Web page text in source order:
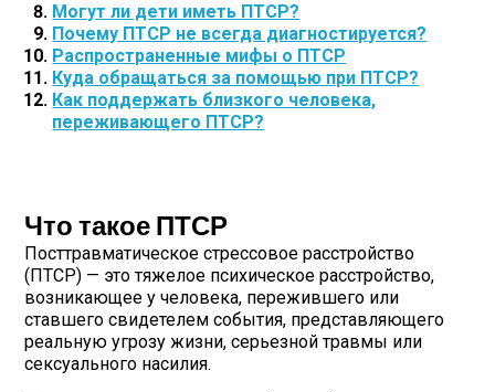
Могут ли дети иметь ПТСР?
Почему ПТСР не всегда диагностируется?
Распространенные мифы о ПТСР
Куда обращаться за помощью при ПТСР?
Как поддержать близкого человека,
переживающего ПТСР?
Что такое ПТСР
Посттравматическое стрессовое расстройство
(ПТСР) — это тяжелое психическое расстройство,
возникающее у человека, пережившего или
ставшего свидетелем события, представляющего
реальную угрозу жизни, серьезной травмы или
сексуального насилия.